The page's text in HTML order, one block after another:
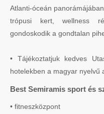
Atlanti-óceán
trópusi kert, wellness
gondoskodik a gondtalan
• Tájékoztatjuk kedves
hotelekben a magyar nyelvű
Best Semiramis sport és
• fitneszközpont